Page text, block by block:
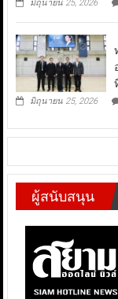
มิถุนายน 25, 2026
มิถุนายน 25, 2026
ผู้สนับสนุน